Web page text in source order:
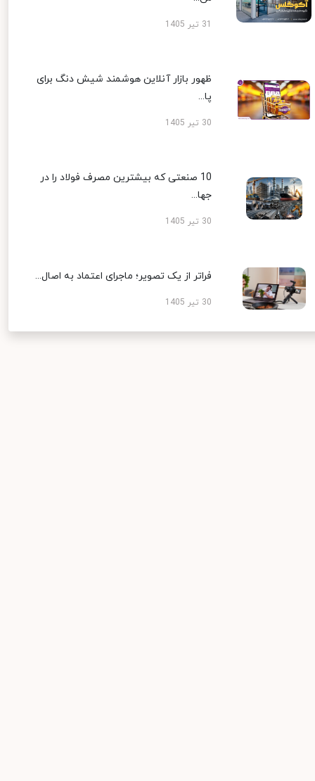
ظهور بازار آنلاین هوشمند شیش دنگ برای
پا...
30 تیر 1405
10 صنعتی که بیشترین مصرف فولاد را در
جها...
30 تیر 1405
فراتر از یک تصویر؛ ماجرای اعتماد به اصال...
30 تیر 1405